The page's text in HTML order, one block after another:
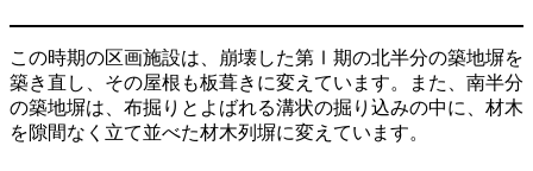
この時期の区画施設は、崩壊した第Ⅰ期の北半分の築地塀を
築き直し、その屋根も板葺きに変えています。また、南半分
の築地塀は、布掘りとよばれる溝状の掘り込みの中に、材木
を隙間なく立て並べた材木列塀に変えています。